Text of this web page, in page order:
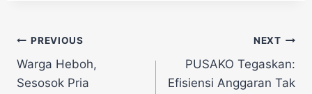
Navigasi
pos
PREVIOUS
Warga Heboh,
Sesosok Pria
NEXT
PUSAKO Tegaskan:
Efisiensi Anggaran Tak